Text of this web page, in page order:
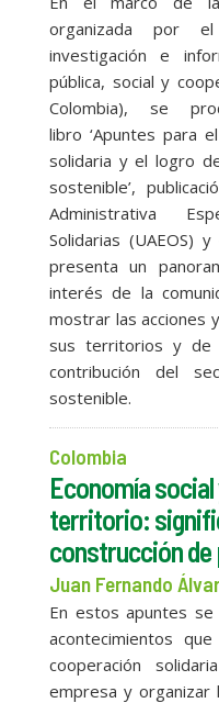
organizada por
investigación e
pública, social y
Colombia), se
libro ‘Apuntes para
solidaria y el logro
sostenible’,
Administrativa
Solidarias (UAEOS)
presenta un
interés de la
mostrar las acciones
sus territorios y de
contribución del
sostenible.
Colombia
Economía
territorio:
construcción
Juan Fernando
En estos apuntes
acontecimientos
cooperación
empresa y organizar